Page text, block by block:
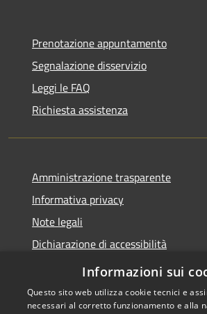
Prenotazione appuntamento
Segnalazione disservizio
Leggi le FAQ
Richiesta assistenza
Amministrazione trasparente
Informativa privacy
Note legali
Dichiarazione di accessibilità
Feedback accessibilità
Informazioni sui
Questo sito web utilizza cookie tecnici e
necessari al corretto funzionamento e alla